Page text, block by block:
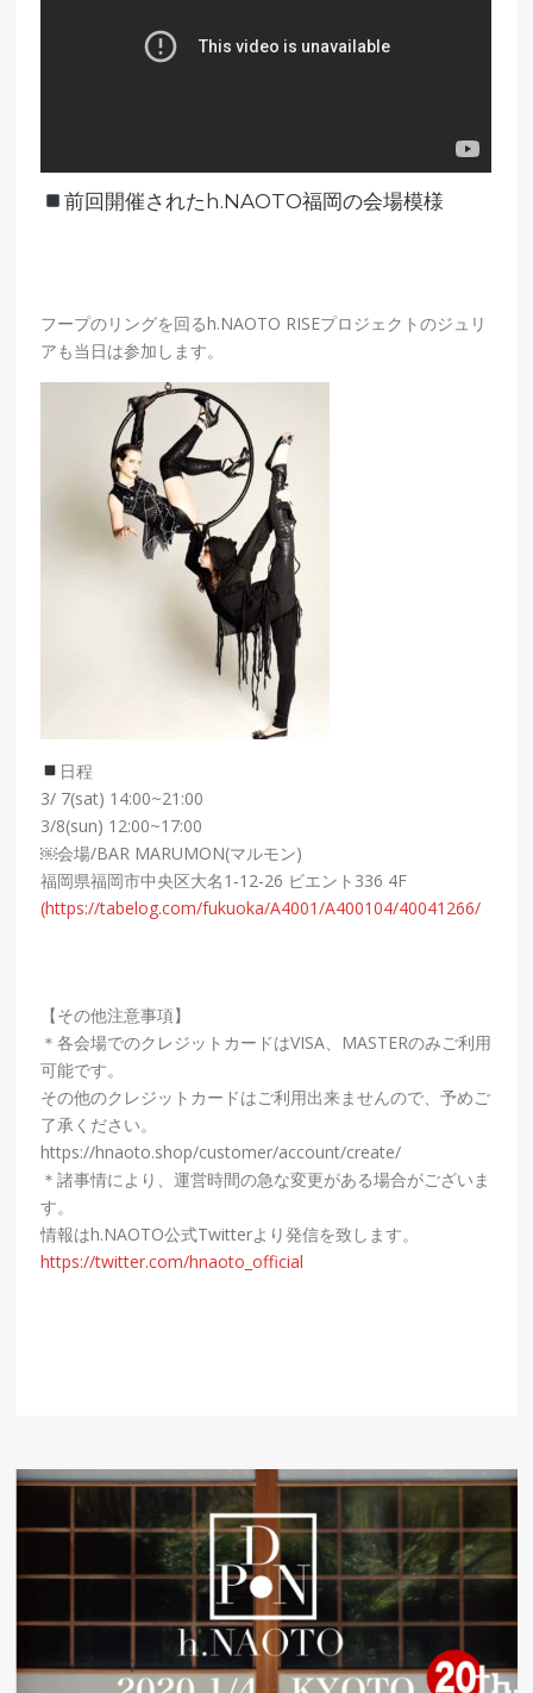
前回開催されたh.NAOTO福岡の会場模様
フープのリングを回るh.NAOTO RISEプロジェクトのジュリ
アも当日は参加します。
日程
3/ 7(sat) 14:00~21:00
3/8(sun) 12:00~17:00
￼会場/BAR MARUMON(マルモン)
福岡県福岡市中央区大名1-12-26 ビエント336 4F
(https://tabelog.com/fukuoka/A4001/A400104/40041266/
【その他注意事項】
＊各会場でのクレジットカードはVISA、MASTERのみご利用
可能です。
その他のクレジットカードはご利用出来ませんので、予めご
了承ください。
https://hnaoto.shop/customer/account/create/
＊諸事情により、運営時間の急な変更がある場合がございま
す。
情報はh.NAOTO公式Twitterより発信を致します。
https://twitter.com/hnaoto_official